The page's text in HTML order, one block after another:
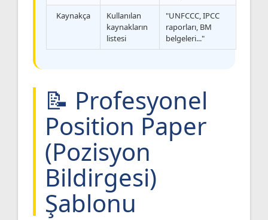
Kaynakça
Kullanılan
kaynakların
listesi
"UNFCCC, IPCC
raporları, BM
belgeleri..."
📝 Profesyonel
Position Paper
(Pozisyon
Bildirgesi)
Şablonu